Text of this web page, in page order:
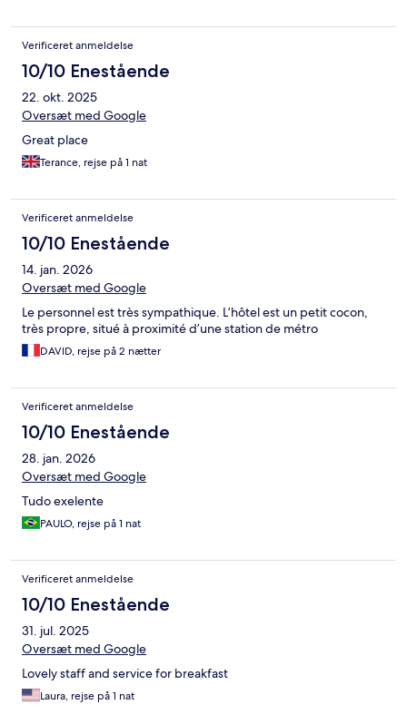
Verificeret anmeldelse
10/10 Enestående
22. okt. 2025
Oversæt med Google
Great place
Terance, rejse på 1 nat
Verificeret anmeldelse
10/10 Enestående
14. jan. 2026
Oversæt med Google
Le personnel est très sympathique. L’hôtel est un petit cocon,
très propre, situé à proximité d’une station de métro
DAVID, rejse på 2 nætter
Verificeret anmeldelse
10/10 Enestående
28. jan. 2026
Oversæt med Google
Tudo exelente
PAULO, rejse på 1 nat
Verificeret anmeldelse
10/10 Enestående
31. jul. 2025
Oversæt med Google
Lovely staff and service for breakfast
Laura, rejse på 1 nat